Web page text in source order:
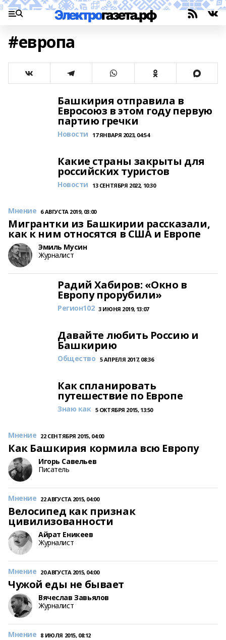
#европа
Башкирия отправила в
Евросоюз в этом году первую
партию гречки
Новости 17 ЯНВАРЯ 2023, 04:54
Какие страны закрыты для
российских туристов
Новости 13 СЕНТЯБРЯ 2022, 10:30
Мигрантки из Башкирии рассказали,
как к ним относятся в США и Европе
Мнение 6 АВГУСТА 2019, 03:00
Эмиль Мусин
Журналист
Радий Хабиров: «Окно в
Европу прорубили»
Регион102 3 ИЮНЯ 2019, 13:07
Давайте любить Россию и
Башкирию
Общество 5 АПРЕЛЯ 2017, 08:36
Как спланировать
путешествие по Европе
Знаю как 5 ОКТЯБРЯ 2015, 13:50
Как Башкирия кормила всю Европу
Мнение 22 СЕНТЯБРЯ 2015, 04:00
Игорь Савельев
Писатель
Велосипед как признак
цивилизованности
Мнение 22 АВГУСТА 2015, 04:00
Айрат Еникеев
Журналист
Чужой еды не бывает
Мнение 20 АВГУСТА 2015, 04:00
Вячеслав Завьялов
Журналист
Мнение 8 ИЮЛЯ 2015, 08:12